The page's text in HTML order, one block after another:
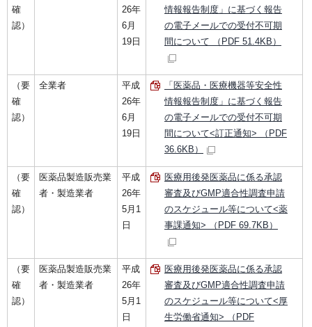
確
認）
26年
6月
19日
情報報告制度」に基づく報告
の電子メールでの受付不可期
間について （PDF 51.4KB）
（要
確
認）
全業者
平成
26年
6月
19日
「医薬品・医療機器等安全性
情報報告制度」に基づく報告
の電子メールでの受付不可期
間について<訂正通知> （PDF
36.6KB）
（要
確
認）
医薬品製造販売業
者・製造業者
平成
26年
5月1
日
医療用後発医薬品に係る承認
審査及びGMP適合性調査申請
のスケジュール等について<薬
事課通知> （PDF 69.7KB）
（要
確
認）
医薬品製造販売業
者・製造業者
平成
26年
5月1
日
医療用後発医薬品に係る承認
審査及びGMP適合性調査申請
のスケジュール等について<厚
生労働省通知> （PDF